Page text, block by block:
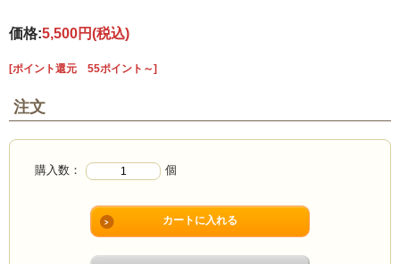
価格:5,500円(税込)
[ポイント還元 55ポイント～]
注文
購入数： 個